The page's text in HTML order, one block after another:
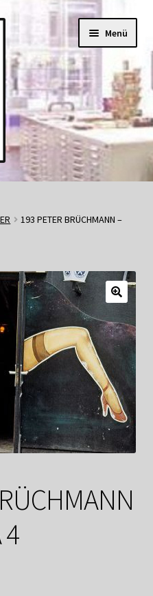
Menü
193 PETER BRÜCHMANN –